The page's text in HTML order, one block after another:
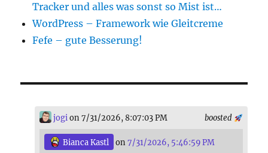
Tracker und alles was sonst so Mist ist…
WordPress – Framework wie Gleitcreme
Fefe – gute Besserung!
boosted
jogion 7/31/2026, 8:07:03 PM
Bianca Kastl on7/31/2026, 5:46:59 PM